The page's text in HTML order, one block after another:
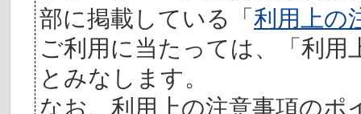
部に掲載している「利用上の
ご利用に当たっては、「利
とみなします。
なお、利用上の注意事項の